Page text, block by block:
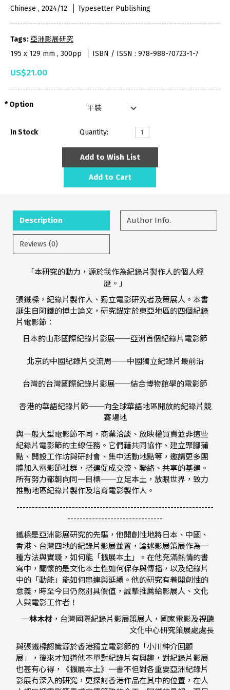
Chinese , 2024/12 Typesetter Publishing
Tags:亞洲影展研究
195 x 129 mm , 300pp
ISBN / ISSN : 978-988-70723-1-7
US$21.00
Option
In Stock Quantity:
Add to Wish List
Add to Cart
Description Author Info.
Reviews (0)
「本研究的動力，源於我作為紀錄片製作人的個人經
歷。」
張鐵樑，紀錄片製作人、獨立電影研究者及策展人。本書
誕生自阿鐵的博士論文，研究錨定於東亞地區的四個紀錄
片電影節：
日本的山形國際紀錄片影展──亞洲首個紀錄片電影節
北京的中國紀錄片交流周──中國獨立紀錄片最前沿
台灣的台灣國際紀錄片影展──結合博物館學的電影節
香港的華語紀錄片節──向全球華語地區開放的紀錄片競
賽場地
與一般大型電影節不同，商業洽談、放映權買賣並非這些
紀錄片電影節的主線任務。它們藉共同協作、建立聚腳蒲
點、開設工作坊與研討會、集中活動地點等，邀請更多團
體加入電影節社群，搭建促成交流、聯絡、共享的基建。
所有努力都朝向同一目標──立足本土，放眼世界，致力
推動地區紀錄片製作及培育電影製作人。
----------------------------------------------------------------
-------------------------------
鐵樑是亞洲影展研究的先驅，他開創性地將日本、中國、
香港、台灣四地的紀錄片影展並置，論述影展策展作為一
種方法與實踐，如何能「擴展本土」。在他充滿熱情的書
寫中，關懷的是文化本土性如何保存與傳播，以及紀錄片
中的「動能」能如何串連與延續。他的研究有着開創性的
意義，時至今日仍然別具價值，誠摯推薦給影展人、文化
人與電影工作者！
─林木材 ，台灣國際紀錄片影展策展人，國家電影及視聽
文化中心研究策展處處長
與張鐵樑認識源於香港獨立電影節的「小川紳介回顧
展」，後來才知道他不單對紀錄片有興趣，對紀錄片影展
也甚有心得，《擴展本土》一書不但對各重要亞洲紀錄片
影展有深入的研究，更探討香港作品在其中的位置，在人